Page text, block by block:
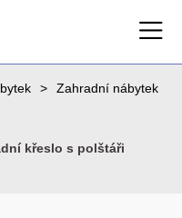
Zahradní nábytek
křeslo s polštáři